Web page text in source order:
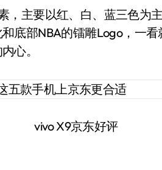
，主要以红、白、蓝三色为
底部NBA的镭雕Logo，一看
心。
vivo X9京东好评